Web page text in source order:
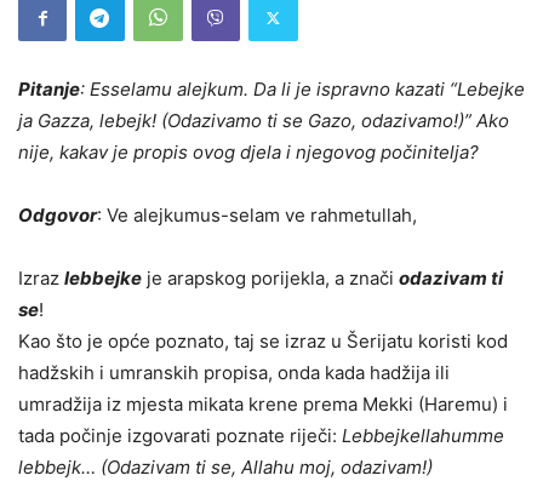
Pitanje: Esselamu alejkum. Da li je ispravno kazati “Lebejke
ja Gazza, lebejk! (Odazivamo ti se Gazo, odazivamo!)” Ako
nije, kakav je propis ovog djela i njegovog počinitelja?
Odgovor: Ve alejkumus-selam ve rahmetullah,
Izraz lebbejke je arapskog porijekla, a znači odazivam ti
se!
Kao što je opće poznato, taj se izraz u Šerijatu koristi kod
hadžskih i umranskih propisa, onda kada hadžija ili
umradžija iz mjesta mikata krene prema Mekki (Haremu) i
tada počinje izgovarati poznate riječi: Lebbejkellahumme
lebbejk… (Odazivam ti se, Allahu moj, odazivam!)